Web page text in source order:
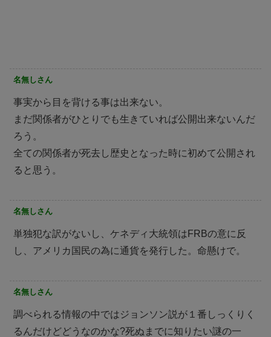
名無しさん
事実から目を背ける事は出来ない。
まだ関係者がひとりでも生きていれば公開出来ないんだ
ろう。
全ての関係者が死去し歴史となった時に初めて公開され
ると思う。
名無しさん
単独犯な訳がないし、ケネディ大統領はFRBの意に反
し、アメリカ国民の為に通貨を発行した。命懸けで。
名無しさん
調べられる情報の中ではジョンソン説が１番しっくりく
るんだけどどうなのかな?死ぬまでに知りたい謎の一